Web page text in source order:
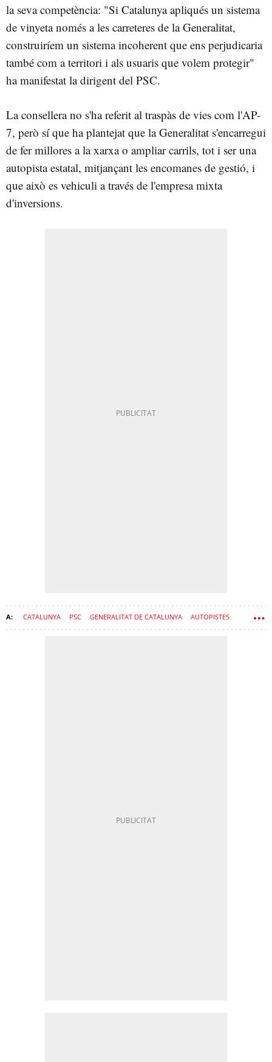
la seva competència: "Si Catalunya apliqués un sistema
de vinyeta només a les carreteres de la Generalitat,
construiríem un sistema incoherent que ens perjudicaria
també com a territori i als usuaris que volem protegir"
ha manifestat la dirigent del PSC.
La consellera no s'ha referit al traspàs de vies com l'AP-
7, però sí que ha plantejat que la Generalitat s'encarregui
de fer millores a la xarxa o ampliar carrils, tot i ser una
autopista estatal, mitjançant les encomanes de gestió, i
que això es vehiculi a través de l'empresa mixta
d'inversions.
CATALUNYA PSC GENERALITAT DE CATALUNYA AUTOPISTES